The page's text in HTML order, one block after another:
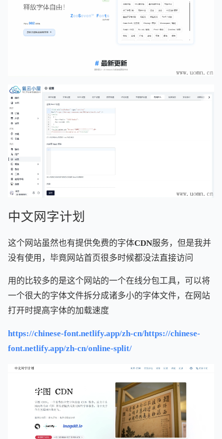
中文网字计划
这个网站虽然也有提供免费的字体CDN服务，但是我并
没有使用，毕竟网站首页很多时候都没法直接访问
用的比较多的是这个网站的一个在线分包工具，可以将
一个很大的字体文件拆分成诸多小的字体文件，在网站
打开时提高字体的加载速度
https://chinese-font.netlify.app/zh-cn/https://chinese-
font.netlify.app/zh-cn/online-split/